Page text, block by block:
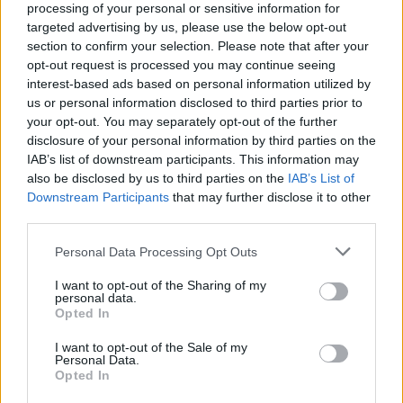
processing of your personal or sensitive information for
targeted advertising by us, please use the below opt-out
section to confirm your selection. Please note that after your
opt-out request is processed you may continue seeing
interest-based ads based on personal information utilized by
us or personal information disclosed to third parties prior to
your opt-out. You may separately opt-out of the further
disclosure of your personal information by third parties on the
IAB’s list of downstream participants. This information may
also be disclosed by us to third parties on the IAB’s List of
Downstream Participants that may further disclose it to other
Please note that this website/app uses one or more Google
not limited to your visit or usage behaviour. You may click to
grant or deny consent to Google and its third-party tags to
use your data for below specified purposes in below Google
consent section.
Personal Data Processing Opt Outs
I want to opt-out of the Sharing of my
personal data.
Opted In
I want to opt-out of the Sale of my
Personal Data.
Opted In
συστοιχίεςκαιstand-off όπλαδίνουν επιπλέον
πλεονέκτημα, καθώς το V-BAT λειτουργεί ως
αισθητήρας προς όφελος όλου του
οικοσυστήματος πυρών.
Στο Αιγαίο, υπηρετεί συχνή, χαμηλού κόστους
επιτήρηση. Στην Ανατολική Μεσόγειο το V-BAT
αποτελεί απάντηση στην αραίωση αισθητήρων.
Δεν θα αντικαταστήσει τα μεγάλα
αερομεταφερόμενα ραντάρ ή τα ελικόπτερα
κενά μεταξύ τους, θα προπορεύεται σε
περιοχές ενδιαφέροντος και θα κλειδώνει εικόνα
πριν τα μεγαλύτερα μέσα αναλάβουν δράση.